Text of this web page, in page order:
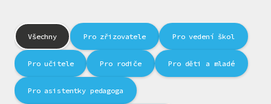
Všechny Pro zřizovatele Pro vedení škol
Pro učitele Pro rodiče Pro děti a mladé
Pro asistentky pedagoga